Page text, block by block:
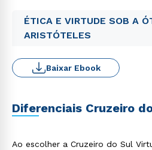
ÉTICA E VIRTUDE SOB A
ARISTÓTELES
Baixar Ebook
Diferenciais Cruzeiro
Ao escolher a Cruzeiro do Sul